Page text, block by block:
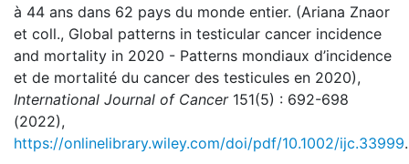
à 44 ans dans 62 pays du monde entier. (Ariana Znaor
et coll., Global patterns in testicular cancer incidence
and mortality in 2020 - Patterns mondiaux d’incidence
et de mortalité du cancer des testicules en 2020),
International Journal of Cancer151(5) : 692-698
(2022),
https://onlinelibrary.wiley.com/doi/pdf/10.1002/ijc.33999.